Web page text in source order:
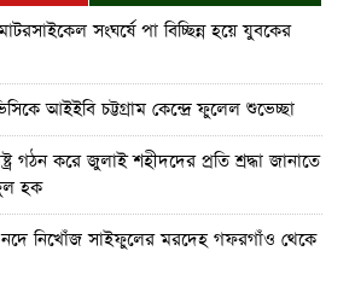
সংঘর্ষে পা বিচ্ছিন্ন হয়ে যুবকের
আইইবি চট্টগ্রাম কেন্দ্রে ফুলেল শুভেচ্ছা
গঠন করে জুলাই শহীদদের প্রতি শ্রদ্ধা জানাতে
হক
নদে নিখোঁজ সাইফুলের মরদেহ গফরগাঁও থেকে